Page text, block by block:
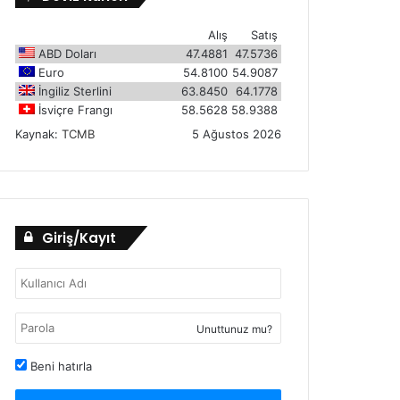
Satış
Alış
ABD Doları
47.5736
47.4881
Euro
54.9087
54.8100
İngiliz Sterlini
64.1778
63.8450
İsviçre Frangı
58.9388
58.5628
Kaynak:TCMB 5 Ağustos 2026
Giriş/Kayıt
Unuttunuz mu?
Beni hatırla